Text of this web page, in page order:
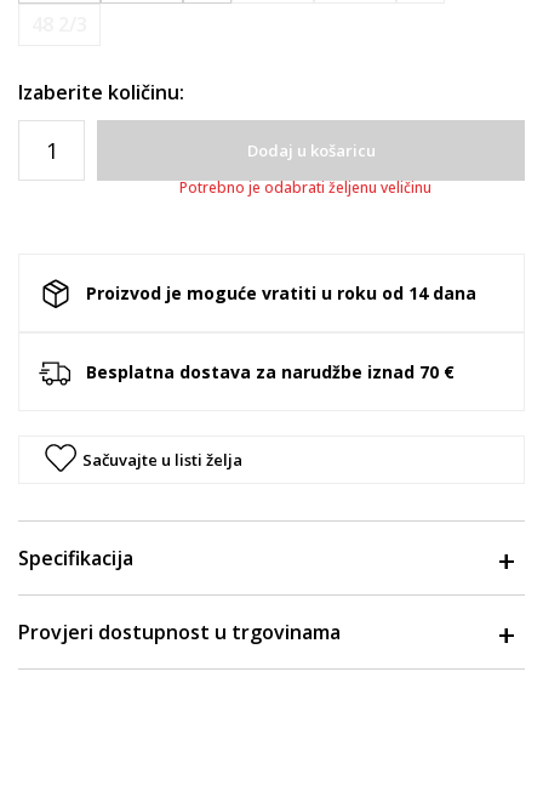
Izaberite količinu:
Dodaj u košaricu
Potrebno je odabrati željenu veličinu
Proizvod je moguće vratiti u roku od 14 dana
Besplatna dostava za narudžbe iznad 70 €
Sačuvajte u listi želja
Specifikacija
Provjeri dostupnost u trgovinama